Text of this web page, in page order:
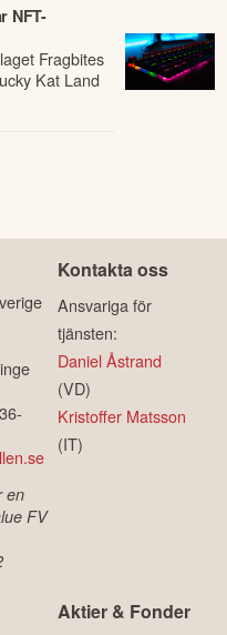
NFT-
Fragbites
Kat Land
en
FV
Kontakta oss
Ansvariga för
tjänsten:
Daniel Åstrand
(VD)
Kristoffer Matsson
(IT)
Aktier & Fonder